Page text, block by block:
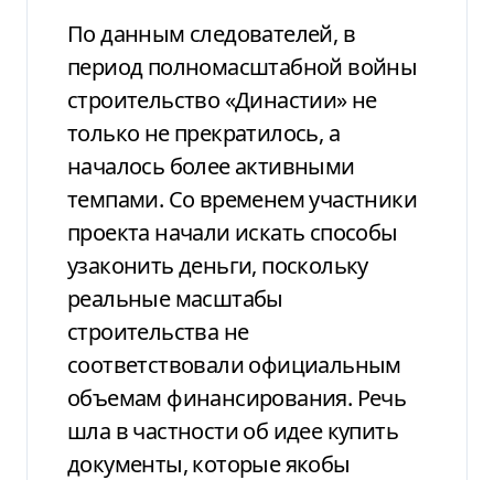
По данным следователей, в
период полномасштабной войны
строительство «Династии» не
только не прекратилось, а
началось более активными
темпами. Со временем участники
проекта начали искать способы
узаконить деньги, поскольку
реальные масштабы
строительства не
соответствовали официальным
объемам финансирования. Речь
шла в частности об идее купить
документы, которые якобы